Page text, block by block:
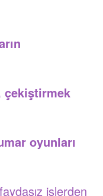
işlerden